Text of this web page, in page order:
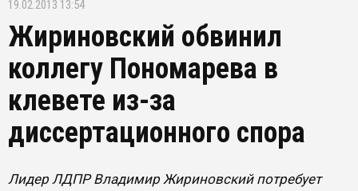
19.02.2013 13:54
Жириновский обвинил
коллегу Пономарева в
клевете из-за
диссертационного спора
Лидер ЛДПР Владимир Жириновский потребует